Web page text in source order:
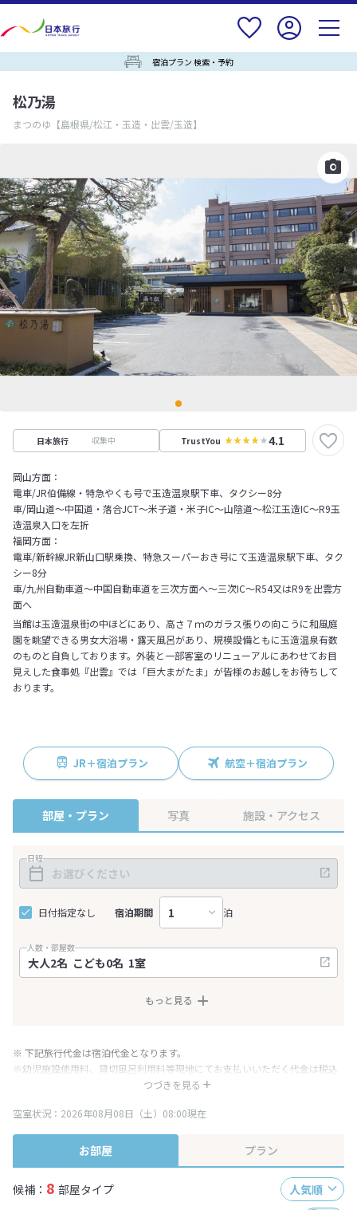
宿泊プラン 検索・予約
松乃湯
まつのゆ 【島根県/松江・玉造・出雲/玉造】
日本旅行 収集中 TrustYou 4.1
岡山方面：
電車/JR伯備線・特急やくも号で玉造温泉駅下車、タクシー8分
車/岡山道～中国道・落合JCT～米子道・米子IC～山陰道～松江玉造IC～R9玉
造温泉入口を左折
福岡方面：
電車/新幹線JR新山口駅乗換、特急スーパーおき号にて玉造温泉駅下車、タク
シー8分
車/九州自動車道～中国自動車道を三次方面へ～三次IC～R54又はR9を出雲方
面へ
当館は玉造温泉街の中ほどにあり、高さ７ｍのガラス張りの向こうに和風庭
園を眺望できる男女大浴場・露天風呂があり、規模設備ともに玉造温泉有数
のものと自負しております。外装と一部客室のリニューアルにあわせてお目
見えした食事処『出雲』では「巨大まがたま」が皆様のお越しをお待ちして
おります。
JR＋宿泊プラン 航空＋宿泊プラン
部屋・プラン 写真 施設・アクセス
日程
日付指定なし 宿泊期間 泊
人数・部屋数
もっと見る
つづきを見る
※ 下記旅行代金は宿泊代金となります。
※幼児施設使用料、貸切風呂利用料等現地にてお支払いいただく代金は税込
み表記となりますが、消費税増税に伴い代金が一部変更となる場合がござい
※表示されている旅行代金・プラン内容は一定時間ごとに更新されます。最
終確認画面でご確認ください。
空室状況：2026年08月08日（土）08:00現在
お部屋 プラン
候補： 8 部屋タイプ
人気順